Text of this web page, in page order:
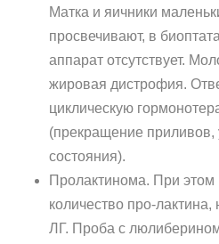
Матка и яичники
просвечивают, в
аппарат отсут­ствует.
жировая дистрофия.
циклическую
(прекращение
состояния).
Пролактинома. При
количество про-
ЛГ. Проба с